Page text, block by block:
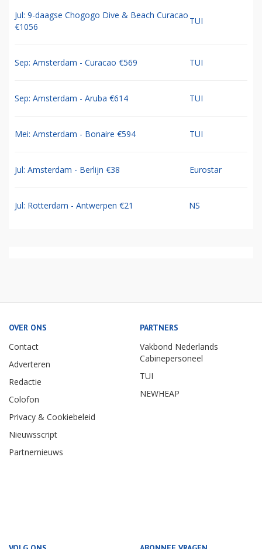
Jul: 9-daagse Chogogo Dive & Beach Curacao
€1056
TUI
Sep: Amsterdam - Curacao €569 TUI
Sep: Amsterdam - Aruba €614 TUI
Mei: Amsterdam - Bonaire €594 TUI
Jul: Amsterdam - Berlijn €38 Eurostar
Jul: Rotterdam - Antwerpen €21 NS
OVER ONS
Contact
Adverteren
Redactie
Colofon
Privacy & Cookiebeleid
Nieuwsscript
Partnernieuws
PARTNERS
Vakbond Nederlands
Cabinepersoneel
TUI
NEWHEAP